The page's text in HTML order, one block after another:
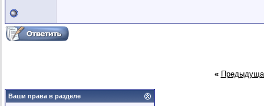
«
Ваши права в разделе